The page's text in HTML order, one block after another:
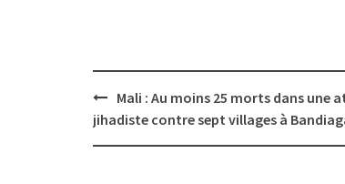
Post
navigation
Mali : Au moins 25 morts dans une
jihadiste contre sept villages à